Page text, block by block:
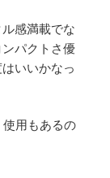
感満載でな
パクトさ優
いいかなっ
用もあるの